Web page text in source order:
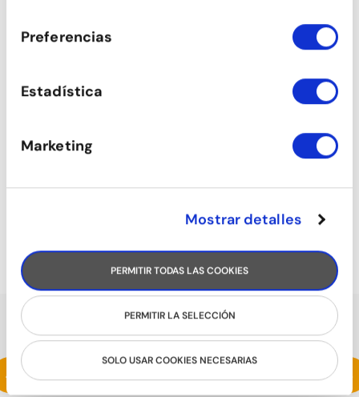
Preferencias
Estadística
Marketing
Mostrar detalles
PERMITIR TODAS LAS COOKIES
PERMITIR LA SELECCIÓN
SOLO USAR COOKIES NECESARIAS
BOLLYWOOD
HABLAN DE NOSOTROS
<
Estoy haciendo un intensivo de samba y
me está encantando. La escuela es
>